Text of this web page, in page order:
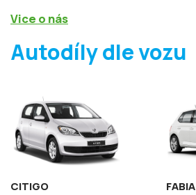
Vice o nás
Autodíly dle vozu
CITIGO
FABIA